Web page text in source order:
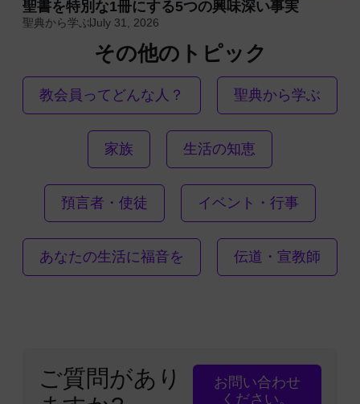
聖書を特別な1冊にする5つの興味深い事実
聖典から学ぶJuly 31, 2026
その他のトピック
教会員ってどんな人？ 聖典から学ぶ
家族 生活の知恵
預言者・使徒 イベント・行事
あなたの生活に福音を 伝道・宣教師
ご質問があり
お問い合わせ
ください。